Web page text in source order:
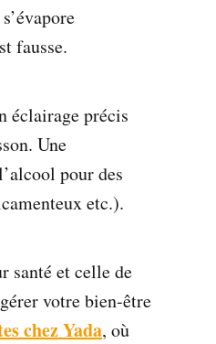
fausse.
éclairage précis
Une
pour des
etc.).
santé et celle de
votre bien-être
chez Yada, où